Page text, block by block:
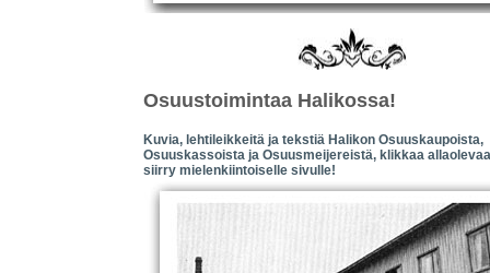
Osuustoimintaa Halikossa!
Kuvia, lehtileikkeitä ja tekstiä Halikon Osuuskaupoista,
Osuuskassoista ja Osuusmeijereistä, klikkaa
siirry mielenkiintoiselle sivulle!